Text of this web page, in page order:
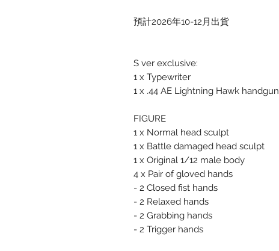
預計2026年10-12月出貨
S ver exclusive:
1 x Typewriter
1 x .44 AE Lightning Hawk handgun
FIGURE
1 x Normal head sculpt
1 x Battle damaged head sculpt
1 x Original 1/12 male body
4 x Pair of gloved hands
- 2 Closed fist hands
- 2 Relaxed hands
- 2 Grabbing hands
- 2 Trigger hands